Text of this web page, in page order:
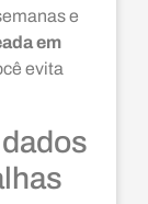
e
em
evita